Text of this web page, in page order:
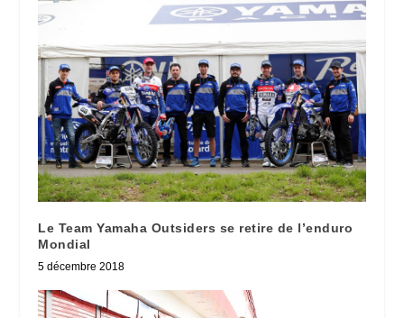
Le Team Yamaha Outsiders se retire de l’enduro
Mondial
5 décembre 2018